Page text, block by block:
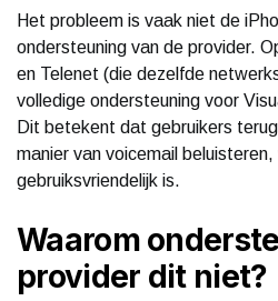
Het probleem is vaak niet de
ondersteuning van de provider.
en Telenet (die dezelfde
volledige ondersteuning voor
Dit betekent dat gebruikers
manier van voicemail
gebruiksvriendelijk is.
Waarom
provider dit niet?